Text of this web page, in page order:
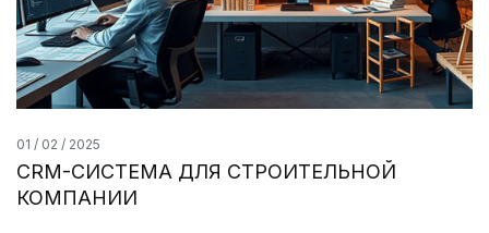
01 / 02 / 2025
CRM-СИСТЕМА ДЛЯ СТРОИТЕЛЬНОЙ
КОМПАНИИ